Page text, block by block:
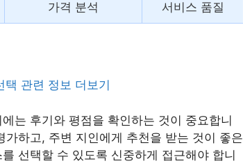
가격 분석 서비스 품질
택 관련 정보 더보기
는 후기와 평점을 확인하는 것이 중요합니
하고, 주변 지인에게 추천을 받는 것이 좋은
선택할 수 있도록 신중하게 접근해야 합니